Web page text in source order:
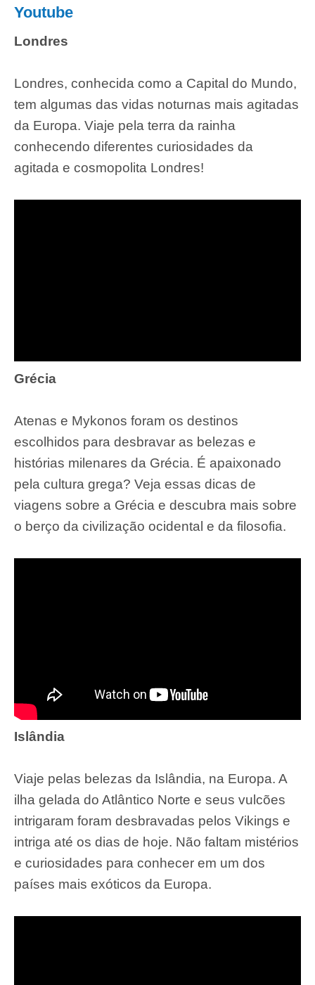
Youtube
Londres
Londres, conhecida como a Capital do Mundo,
tem algumas das vidas noturnas mais agitadas
da Europa. Viaje pela terra da rainha
conhecendo diferentes curiosidades da
agitada e cosmopolita Londres!
Grécia
Atenas e Mykonos foram os destinos
escolhidos para desbravar as belezas e
histórias milenares da Grécia. É apaixonado
pela cultura grega? Veja essas dicas de
viagens sobre a Grécia e descubra mais sobre
o berço da civilização ocidental e da filosofia.
Islândia
Viaje pelas belezas da Islândia, na Europa. A
ilha gelada do Atlântico Norte e seus vulcões
intrigaram foram desbravadas pelos Vikings e
intriga até os dias de hoje. Não faltam mistérios
e curiosidades para conhecer em um dos
países mais exóticos da Europa.